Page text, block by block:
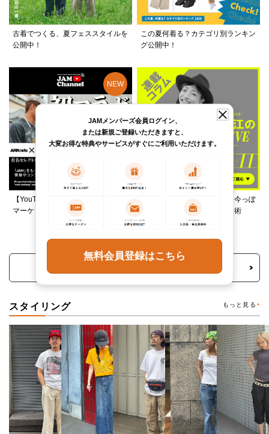
古着でつくる、夏フェススタイルを
公開中！
この夏何着る？カテゴリ別ランキン
グ公開中！
【YouTube】ARKnetsコラボ！028
マーケットで本気ショッピング
柄ワンピースは夏の切り札、今っぽ
く着るレイヤード＆ミックス術
スタイリング もっと見る
JAMメンバーズ会員ログイン、
または新規ご登録いただきますと、
大変お得な特典やサービスがすぐにご利用いただけます。
無料会員登録はこちら